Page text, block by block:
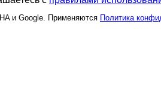
и Google. Применяются Политика